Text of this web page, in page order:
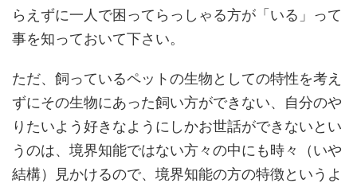
らえずに一人で困ってらっしゃる方が「いる」って
事を知っておいて下さい。
ただ、飼っているペットの生物としての特性を考え
ずにその生物にあった飼い方ができない、自分のや
りたいよう好きなようにしかお世話ができないとい
うのは、境界知能ではない方々の中にも時々（いや
結構）見かけるので、境界知能の方の特徴というよ